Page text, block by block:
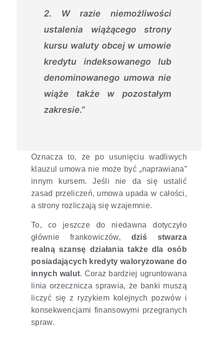
2. W razie niemożliwości
ustalenia wiążącego strony
kursu waluty obcej w umowie
kredytu indeksowanego lub
denominowanego umowa nie
wiąże także w pozostałym
zakresie.”
Oznacza to, że po usunięciu wadliwych
klauzul umowa nie może być „naprawiana”
innym kursem. Jeśli nie da się ustalić
zasad przeliczeń, umowa upada w całości,
a strony rozliczają się wzajemnie.
To, co jeszcze do niedawna dotyczyło
głównie frankowiczów, dziś stwarza
realną szansę działania także dla osób
posiadających kredyty waloryzowane do
innych walut. Coraz bardziej ugruntowana
linia orzecznicza sprawia, że banki muszą
liczyć się z ryzykiem kolejnych pozwów i
konsekwencjami finansowymi przegranych
spraw.